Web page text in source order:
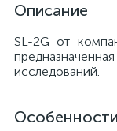
Описание
SL-2G от
исследований.